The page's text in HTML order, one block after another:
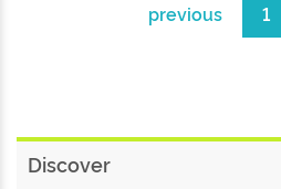
previous 1
Discover